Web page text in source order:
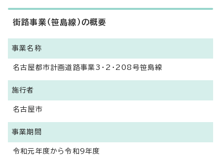
街路事業（笹島線）の概要
事業名称
名古屋都市計画道路事業3・2・208号笹島線
施行者
名古屋市
事業期間
令和元年度から令和9年度